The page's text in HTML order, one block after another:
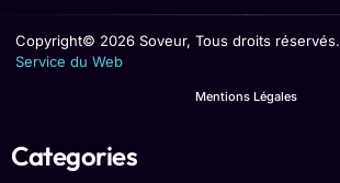
Copyright© 2026 Soveur, Tous droits réservés.
Service du Web
Mentions Légales
Categories